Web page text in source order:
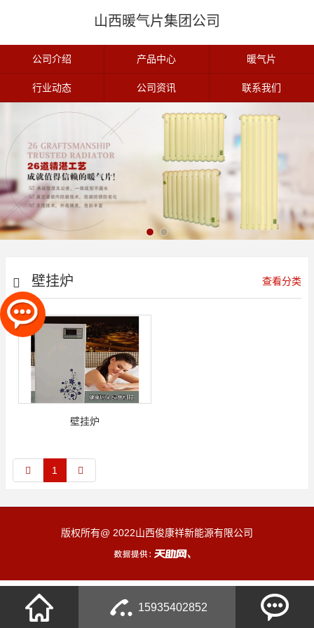
山西暖气片集团公司
公司介绍 产品中心 暖气片
行业动态 公司资讯 联系我们
壁挂炉 查看分类
壁挂炉
1
15935402852
版权所有@ 2022山西俊康祥新能源有限公司